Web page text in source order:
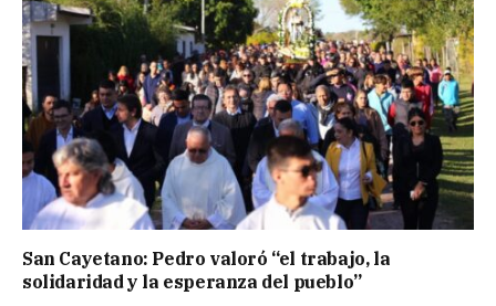
San Cayetano: Pedro valoró “el trabajo, la
solidaridad y la esperanza del pueblo”